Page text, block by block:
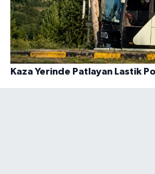
Kaza Yerinde Patlayan Lastik